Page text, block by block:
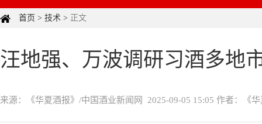
首页 > 技术 > 正文
汪地强、万波调研习酒多地
来源：《华夏酒报》/中国酒业新闻网 2025-09-05 15:05 作者：《